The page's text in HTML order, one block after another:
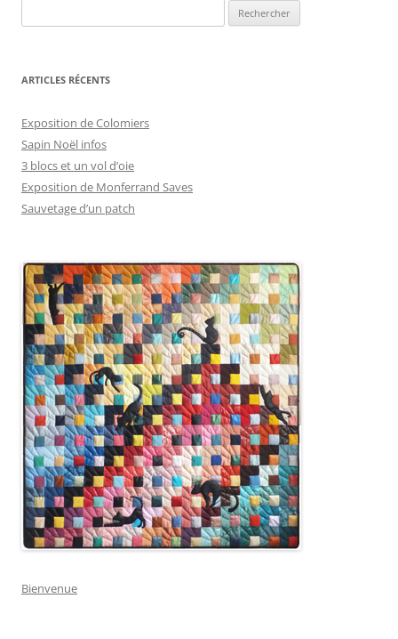
ARTICLES RÉCENTS
Exposition de Colomiers
Sapin Noël infos
3 blocs et un vol d’oie
Exposition de Monferrand Saves
Sauvetage d’un patch
Bienvenue